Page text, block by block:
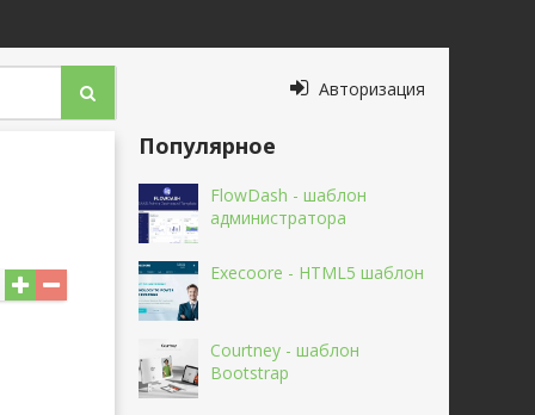
Авторизация
Популярное
FlowDash - шаблон
администратора
Execoore - HTML5 шаблон
Courtney - шаблон
Bootstrap